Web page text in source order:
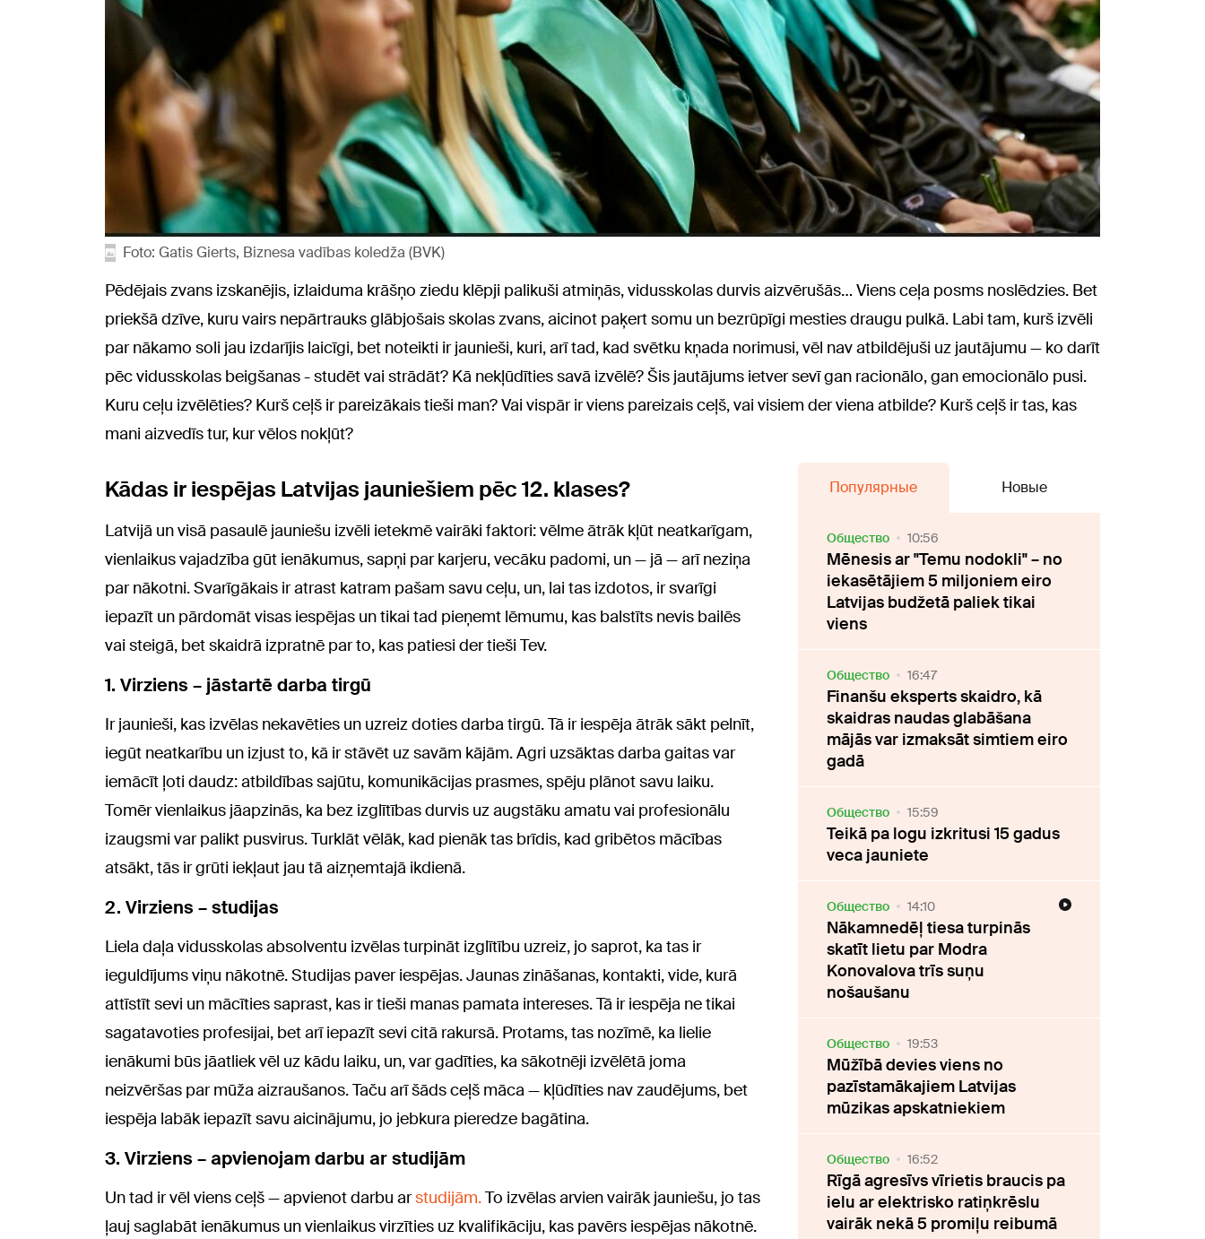
Foto: Gatis Gierts, Biznesa vadības koledža (BVK)
Pēdējais zvans izskanējis, izlaiduma krāšņo ziedu klēpji palikuši atmiņās, vidusskolas durvis aizvērušās… Viens ceļa posms noslēdzies. Bet
priekšā dzīve, kuru vairs nepārtrauks glābjošais skolas zvans, aicinot paķert somu un bezrūpīgi mesties draugu pulkā. Labi tam, kurš izvēli
par nākamo soli jau izdarījis laicīgi, bet noteikti ir jaunieši, kuri, arī tad, kad svētku kņada norimusi, vēl nav atbildējuši uz jautājumu — ko darīt
pēc vidusskolas beigšanas - studēt vai strādāt? Kā nekļūdīties savā izvēlē? Šis jautājums ietver sevī gan racionālo, gan emocionālo pusi.
Kuru ceļu izvēlēties? Kurš ceļš ir pareizākais tieši man? Vai vispār ir viens pareizais ceļš, vai visiem der viena atbilde? Kurš ceļš ir tas, kas
mani aizvedīs tur, kur vēlos nokļūt?
Kādas ir iespējas Latvijas jauniešiem pēc 12. klases?
Latvijā un visā pasaulē jauniešu izvēli ietekmē vairāki faktori: vēlme ātrāk kļūt neatkarīgam,
vienlaikus vajadzība gūt ienākumus, sapņi par karjeru, vecāku padomi, un — jā — arī neziņa
par nākotni. Svarīgākais ir atrast katram pašam savu ceļu, un, lai tas izdotos, ir svarīgi
iepazīt un pārdomāt visas iespējas un tikai tad pieņemt lēmumu, kas balstīts nevis bailēs
vai steigā, bet skaidrā izpratnē par to, kas patiesi der tieši Tev.
1. Virziens – jāstartē darba tirgū
Ir jaunieši, kas izvēlas nekavēties un uzreiz doties darba tirgū. Tā ir iespēja ātrāk sākt pelnīt,
iegūt neatkarību un izjust to, kā ir stāvēt uz savām kājām. Agri uzsāktas darba gaitas var
iemācīt ļoti daudz: atbildības sajūtu, komunikācijas prasmes, spēju plānot savu laiku.
Tomēr vienlaikus jāapzinās, ka bez izglītības durvis uz augstāku amatu vai profesionālu
izaugsmi var palikt pusvirus. Turklāt vēlāk, kad pienāk tas brīdis, kad gribētos mācības
atsākt, tās ir grūti iekļaut jau tā aizņemtajā ikdienā.
2. Virziens – studijas
Liela daļa vidusskolas absolventu izvēlas turpināt izglītību uzreiz, jo saprot, ka tas ir
ieguldījums viņu nākotnē. Studijas paver iespējas. Jaunas zināšanas, kontakti, vide, kurā
attīstīt sevi un mācīties saprast, kas ir tieši manas pamata intereses. Tā ir iespēja ne tikai
sagatavoties profesijai, bet arī iepazīt sevi citā rakursā. Protams, tas nozīmē, ka lielie
ienākumi būs jāatliek vēl uz kādu laiku, un, var gadīties, ka sākotnēji izvēlētā joma
neizvēršas par mūža aizraušanos. Taču arī šāds ceļš māca — kļūdīties nav zaudējums, bet
iespēja labāk iepazīt savu aicinājumu, jo jebkura pieredze bagātina.
3. Virziens – apvienojam darbu ar studijām
Un tad ir vēl viens ceļš — apvienot darbu arstudijām.To izvēlas arvien vairāk jauniešu, jo tas
ļauj saglabāt ienākumus un vienlaikus virzīties uz kvalifikāciju, kas pavērs iespējas nākotnē.
Популярные Новые
Oбщество 10:56
Mēnesis ar "Temu nodokli" – no
iekasētājiem 5 miljoniem eiro
Latvijas budžetā paliek tikai
viens
Oбщество 16:47
Finanšu eksperts skaidro, kā
skaidras naudas glabāšana
mājās var izmaksāt simtiem eiro
gadā
Oбщество 15:59
Teikā pa logu izkritusi 15 gadus
veca jauniete
Oбщество 14:10
Nākamnedēļ tiesa turpinās
skatīt lietu par Modra
Konovalova trīs suņu
nošaušanu
Oбщество 19:53
Mūžībā devies viens no
pazīstamākajiem Latvijas
mūzikas apskatniekiem
Oбщество 16:52
Rīgā agresīvs vīrietis braucis pa
ielu ar elektrisko ratiņkrēslu
vairāk nekā 5 promiļu reibumā